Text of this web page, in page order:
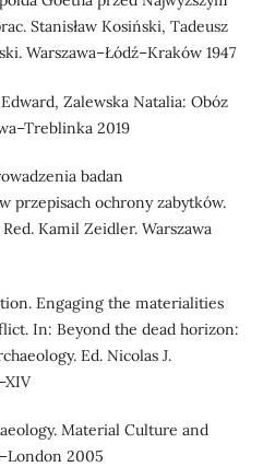
Stanisław Kosiński, Tadeusz
Warszawa–Łódź–Kraków 1947
Zalewska Natalia: Obóz
2019
badan
przepisach ochrony zabytków.
Kamil Zeidler. Warszawa
Engaging the materialities
In: Beyond the dead horizon:
Ed. Nicolas J.
Material Culture and
2005